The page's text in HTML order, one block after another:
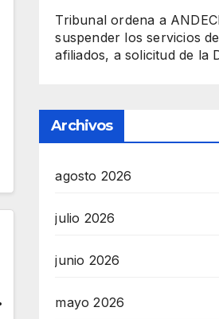
Tribunal ordena a
suspender los servicios
afiliados, a solicitud de la
Archivos
agosto 2026
julio 2026
junio 2026
mayo 2026